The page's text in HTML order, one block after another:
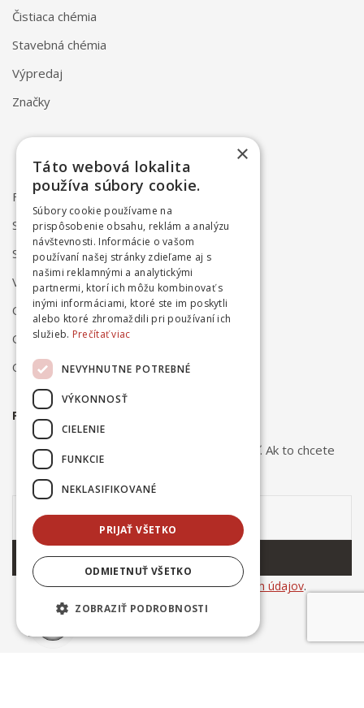
Čistiaca chémia
Stavebná chémia
Výpredaj
Značky
FAQ
Spôsob dodania
Spôsob platby
Vrátenie a reklamácia
Odstúpenie od zmluvy online
Obchodné podmienky
Ochrana osobných údajov
PRIHLÁSTE SA NA ODBER NOVINIEK
Odber noviniek môžete kedykoľvek zrušiť. Ak to chcete
ODOBERAŤ
Súhlasím sospracovaním osobných údajov.
×
Táto webová lokalita
používa súbory cookie.
Súbory cookie používame na
prispôsobenie obsahu, reklám a analýzu
návštevnosti. Informácie o vašom
používaní našej stránky zdieľame aj s
našimi reklamnými a analytickými
partnermi, ktorí ich môžu kombinovať s
inými informáciami, ktoré ste im poskytli
alebo ktoré zhromaždili pri používaní ich
služieb. Prečítať viac
NEVYHNUTNE POTREBNÉ
VÝKONNOSŤ
CIELENIE
FUNKCIE
NEKLASIFIKOVANÉ
PRIJAŤ VŠETKO
ODMIETNUŤ VŠETKO
ZOBRAZIŤ PODROBNOSTI